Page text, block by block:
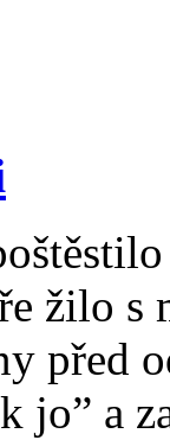
žilo
před
jo” a